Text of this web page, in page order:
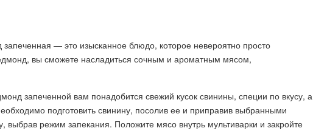
— это изысканное блюдо, которое невероятно просто
вы сможете насладиться сочным и ароматным мясом,
запеченной вам понадобится свежий кусок свинины, специи по вкусу, а
подготовить свинину, посолив ее и приправив выбранными
выбрав режим запекания. Положите мясо внутрь мультиварки и закройте